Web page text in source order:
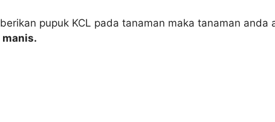
pupuk KCL pada tanaman maka tanaman
manis.